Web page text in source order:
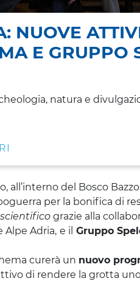
NUOVE
E GRUPPO
natura e
all’interno del Bosco
per la bonifica di
grazie alla
Alpe Adria, e il Gruppo
curerà un nuovo
di rendere la grotta